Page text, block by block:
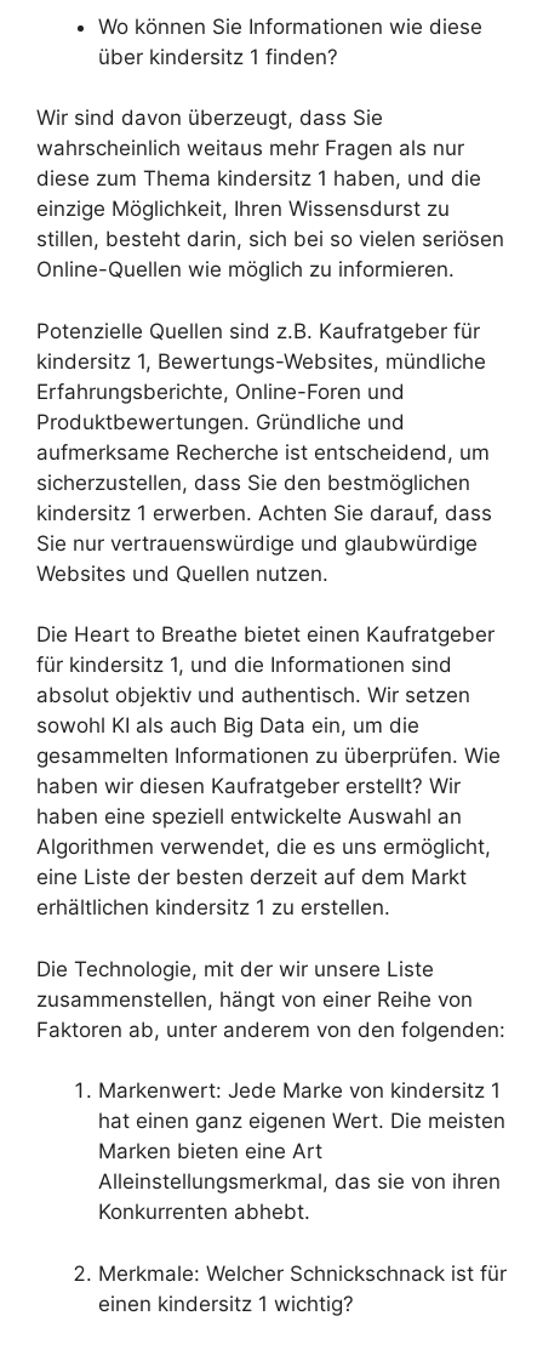
Wo können Sie Informationen wie diese
über kindersitz 1 finden?
Wir sind davon überzeugt, dass Sie
wahrscheinlich weitaus mehr Fragen als nur
diese zum Thema kindersitz 1 haben, und die
einzige Möglichkeit, Ihren Wissensdurst zu
stillen, besteht darin, sich bei so vielen seriösen
Online-Quellen wie möglich zu informieren.
Potenzielle Quellen sind z.B. Kaufratgeber für
kindersitz 1, Bewertungs-Websites, mündliche
Erfahrungsberichte, Online-Foren und
Produktbewertungen. Gründliche und
aufmerksame Recherche ist entscheidend, um
sicherzustellen, dass Sie den bestmöglichen
kindersitz 1 erwerben. Achten Sie darauf, dass
Sie nur vertrauenswürdige und glaubwürdige
Websites und Quellen nutzen.
Die Heart to Breathe bietet einen Kaufratgeber
für kindersitz 1, und die Informationen sind
absolut objektiv und authentisch. Wir setzen
sowohl KI als auch Big Data ein, um die
gesammelten Informationen zu überprüfen. Wie
haben wir diesen Kaufratgeber erstellt? Wir
haben eine speziell entwickelte Auswahl an
Algorithmen verwendet, die es uns ermöglicht,
eine Liste der besten derzeit auf dem Markt
erhältlichen kindersitz 1 zu erstellen.
Die Technologie, mit der wir unsere Liste
zusammenstellen, hängt von einer Reihe von
Faktoren ab, unter anderem von den folgenden:
Markenwert: Jede Marke von kindersitz 1
hat einen ganz eigenen Wert. Die meisten
Marken bieten eine Art
Alleinstellungsmerkmal, das sie von ihren
Konkurrenten abhebt.
Merkmale: Welcher Schnickschnack ist für
einen kindersitz 1 wichtig?